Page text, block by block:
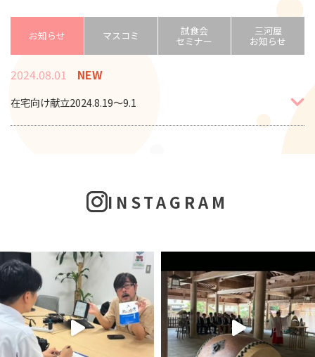
お知らせ マスコミ 試食会
セミナー
三河屋
お知らせ
2024.08.01 NEW
在宅向け献立2024.8.19～9.1
INSTAGRAM